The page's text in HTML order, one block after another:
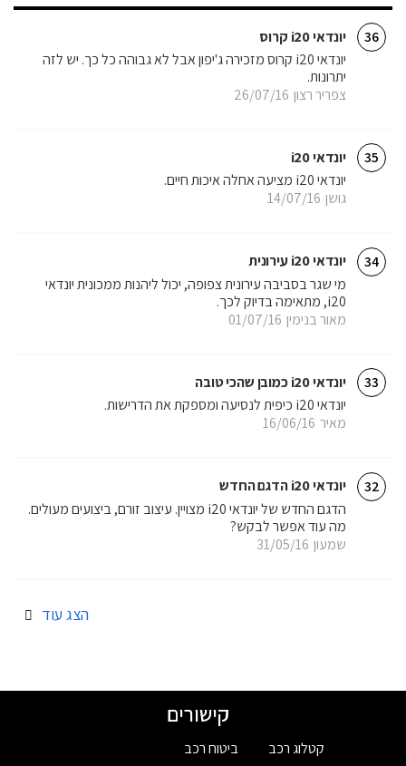
36 יונדאי i20 קרוס
צפריר רצון 26/07/16
יונדאי i20 קרוס מזכירה ג'יפון אבל לא גבוהה כל כך. יש לזה
יתרונות.
35 יונדאי i20
גושן 14/07/16
יונדאי i20 מציעה אחלה איכות חיים.
34 יונדאי i20 עירונית
מאור בנימין 01/07/16
מי שגר בסביבה עירונית צפופה, יכול ליהנות ממכונית יונדאי
i20, מתאימה בדיוק לכך.
33 יונדאי i20 כמובן שהכי טובה
מאיר 16/06/16
יונדאי i20 כיפית לנסיעה ומספקת את הדרישות.
32 יונדאי i20 הדגם החדש
שמעון 31/05/16
הדגם החדש של יונדאי i20 מצויין. עיצוב זורם, ביצועים מעולים.
מה עוד אפשר לבקש?
הצג עוד
קישורים
קטלוג רכב
ביטוח רכב